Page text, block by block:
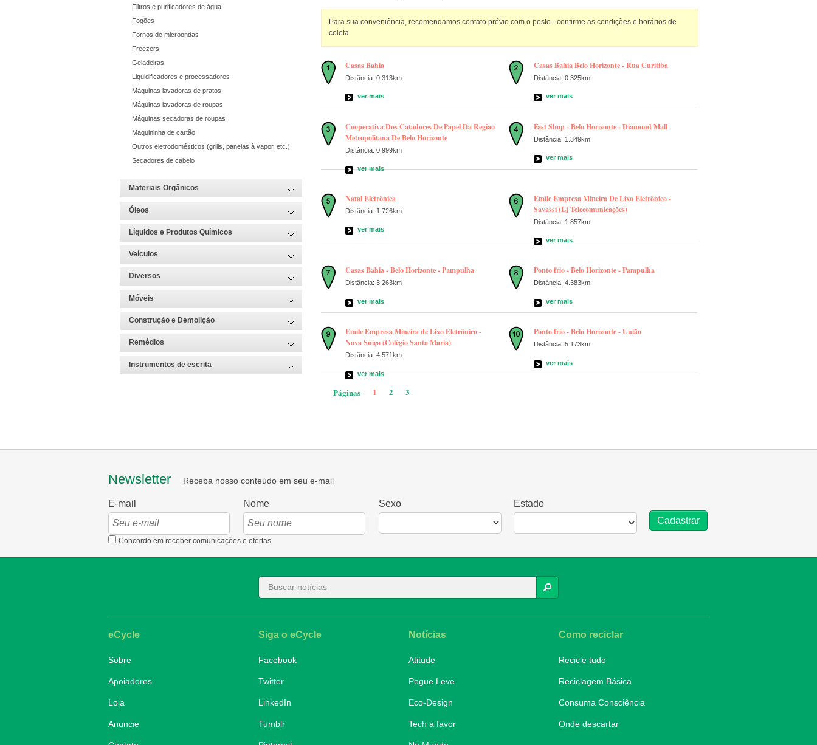
Filtros e purificadores de água
Fogões
Fornos de microondas
Freezers
Geladeiras
Liquidificadores e processadores
Máquinas lavadoras de pratos
Máquinas lavadoras de roupas
Máquinas secadoras de roupas
Maquininha de cartão
Outros eletrodomésticos (grills, panelas à vapor, etc.)
Secadores de cabelo
Materiais Orgânicos
Óleos
Líquidos e Produtos Químicos
Veículos
Diversos
Móveis
Construção e Demolição
Remédios
Instrumentos de escrita
Para sua conveniência, recomendamos contato prévio com o posto - confirme as condições e horários de
coleta
Casas Bahia
Distância: 0.313km
ver mais
Casas Bahia Belo Horizonte - Rua Curitiba
Distância: 0.325km
ver mais
Cooperativa Dos Catadores De Papel Da Região
Metropolitana De Belo Horizonte
Distância: 0.999km
ver mais
Fast Shop - Belo Horizonte - Diamond Mall
Distância: 1.349km
ver mais
Natal Eletrônica
Distância: 1.726km
ver mais
Emile Empresa Mineira De Lixo Eletrônico -
Savassi (Lj Telecomunicações)
Distância: 1.857km
ver mais
Casas Bahia - Belo Horizonte - Pampulha
Distância: 3.263km
ver mais
Ponto frio - Belo Horizonte - Pampulha
Distância: 4.383km
ver mais
Emile Empresa Mineira de Lixo Eletrônico -
Nova Suiça (Colégio Santa Maria)
Distância: 4.571km
ver mais
Ponto frio - Belo Horizonte - União
Distância: 5.173km
ver mais
Páginas 1 2 3
Newsletter Receba nosso conteúdo em seu e-mail
E-mail Nome Sexo Estado
Concordo em receber comunicações e ofertas
eCycle
Sobre
Apoiadores
Loja
Anuncie
Siga o eCycle
Facebook
Twitter
LinkedIn
Tumblr
Notícias
Atitude
Pegue Leve
Eco-Design
Tech a favor
Como reciclar
Recicle tudo
Reciclagem Básica
Consuma Consciência
Onde descartar